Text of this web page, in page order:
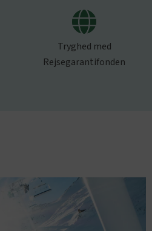
Tryghed med
Rejsegarantifonden